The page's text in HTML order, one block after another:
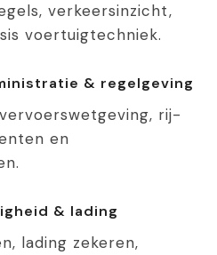
verkeersinzicht,
voertuigtechniek.
& regelgeving
rij-
en
& lading
lading zekeren,